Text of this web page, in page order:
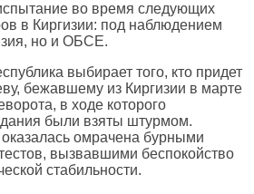
во время следующих
в Киргизии: под наблюдением
но и ОБСЕ.
выбирает того, кто придет
бежавшему из Киргизии в марте
в ходе которого
были взяты штурмом.
омрачена бурными
вызвавшими беспокойство
стабильности.